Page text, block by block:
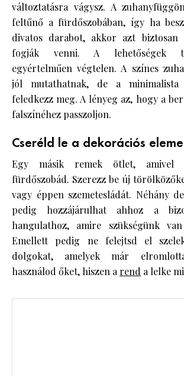
változtatásra vágysz. A
feltűnő a fürdőszobában, így ha
divatos darabot, akkor azt biztosan
fogják venni. A lehetőségek
egyértelműen végtelen. A színes
jól mutathatnak, de a minimalista
feledkezz meg. A lényeg az, hogy a
falszínéhez passzoljon.
Cseréld le a dekorációs
Egy másik remek ötlet, amivel
fürdőszobád. Szerezz be új
vagy éppen szemetesládát. Néhány
pedig hozzájárulhat ahhoz a
hangulathoz, amire szükségünk
Emellett pedig ne felejtsd el
dolgokat, amelyek már
használod őket, hiszen arend a lelke